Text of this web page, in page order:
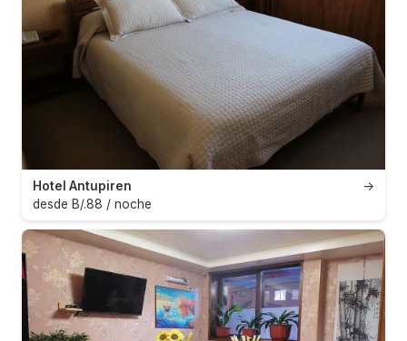
→
Hotel Antupiren
desde B/.88 / noche